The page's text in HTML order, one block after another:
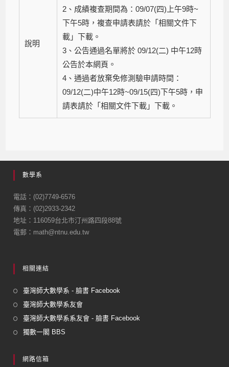
說明
2、成績複查期間為：09/07(四)上午9時~
下午5時，複查申請表請於「 相關文件下
載」下載。
3、公告通過名單將於 09/12(二) 中午12時
公告於本網頁。
4、通過者放棄免修測驗申請時間：
09/12(二)中午12時~09/15(四)下午5時，申
請表請於「 相關文件下載」下載。
數學系
電話：(02)7749-6576
傳真：(02)2933-2342
地址：116059台北市汀州路四段88號
電郵：math@ntnu.edu.tw
相關連結
臺灣師大數學系 - 臉書 Facebook
臺灣師大數學系友會
臺灣師大數學系系友會 - 臉書 Facebook
獨數一閣 BBS
網路信箱